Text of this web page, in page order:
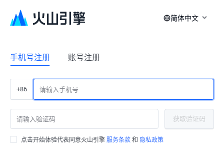
简体中文
手机号注册 账号注册
+86
获取验证码
点击开始体验代表同意火山引擎 服务条款 和 隐私政策